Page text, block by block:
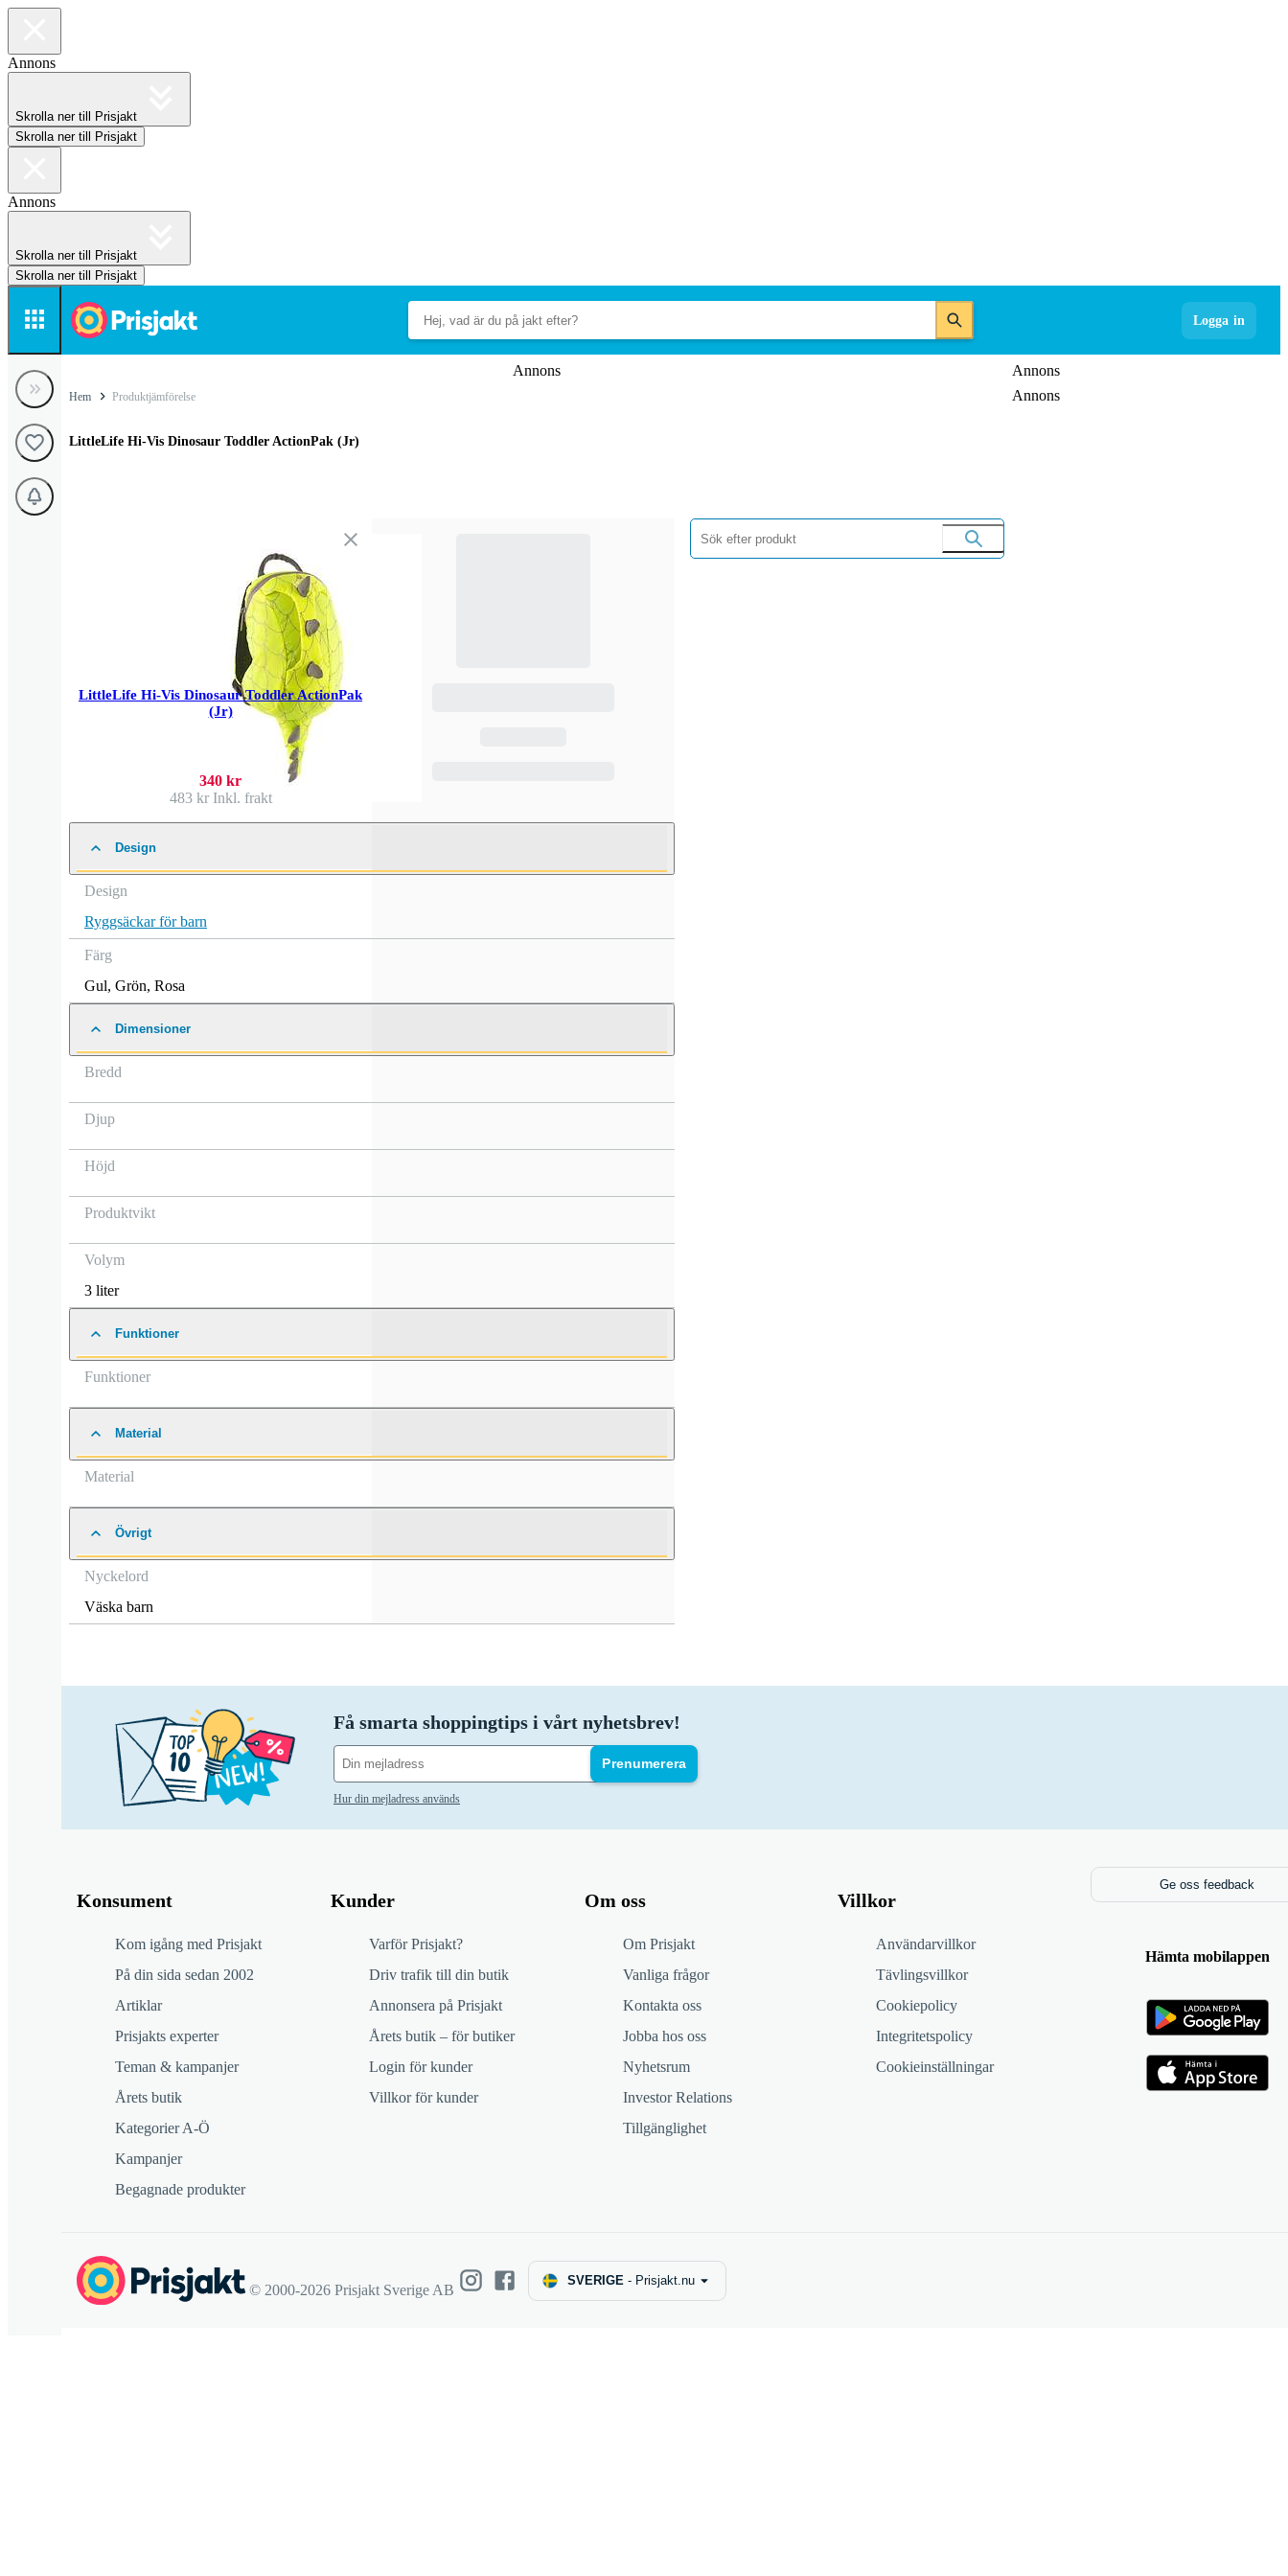
Annons
Skrolla ner till Prisjakt
Skrolla ner till Prisjakt
Annons
Skrolla ner till Prisjakt
Skrolla ner till Prisjakt
Logga in
Annons
Annons
Annons
Hem Produktjämförelse
LittleLife Hi-Vis Dinosaur Toddler ActionPak (Jr)
LittleLife Hi-Vis Dinosaur Toddler ActionPak
(Jr)
340 kr
483 krInkl. frakt
Design
Design
Ryggsäckar för barn
Färg
Gul, Grön, Rosa
Dimensioner
Bredd
Djup
Höjd
Produktvikt
Volym
3 liter
Funktioner
Funktioner
Material
Material
Övrigt
Nyckelord
Väska barn
Få smarta shoppingtips i vårt nyhetsbrev!
Prenumerera
Hur din mejladress används
Konsument
Kom igång med Prisjakt
På din sida sedan 2002
Artiklar
Prisjakts experter
Teman & kampanjer
Årets butik
Kategorier A-Ö
Kampanjer
Begagnade produkter
Kunder
Varför Prisjakt?
Driv trafik till din butik
Annonsera på Prisjakt
Årets butik – för butiker
Login för kunder
Villkor för kunder
Om oss
Om Prisjakt
Vanliga frågor
Kontakta oss
Jobba hos oss
Nyhetsrum
Investor Relations
Tillgänglighet
Villkor
Användarvillkor
Tävlingsvillkor
Cookiepolicy
Integritetspolicy
Cookieinställningar
Ge oss feedback
Hämta mobilappen
© 2000-2026 Prisjakt Sverige AB
SVERIGE - Prisjakt.nu